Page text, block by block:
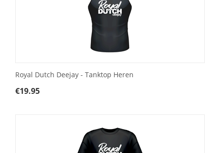
Royal Dutch Deejay - Tanktop Heren
€19.95